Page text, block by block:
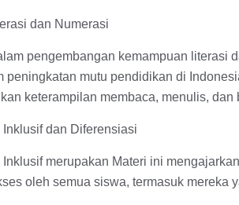
dan Numerasi
pengembangan kemampuan literasi
peningkatan mutu pendidikan di
keterampilan membaca, menulis,
dan Diferensiasi
merupakan Materi ini
oleh semua siswa, termasuk mereka